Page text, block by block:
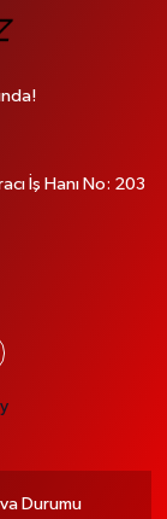
İş Hanı No: 203
Durumu